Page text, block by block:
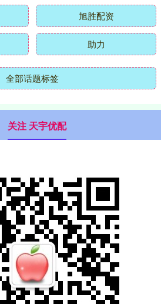
旭胜配资
助力
全部话题标签
关注 天宇优配